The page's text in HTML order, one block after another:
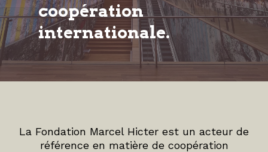
coopération
internationale.
La Fondation Marcel Hicter est un acteur de
référence en matière de coopération